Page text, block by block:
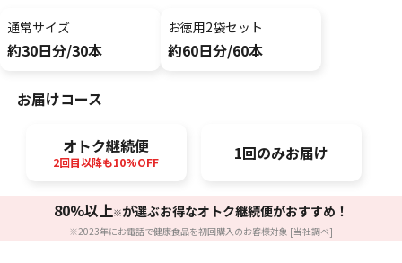
通常サイズ
約30日分/30本
お徳用2袋セット
約60日分/60本
お届けコース
オトク継続便
2回目以降も10%OFF 1回のみお届け
80%以上※が選ぶお得なオトク継続便がおすすめ！
※2023年にお電話で健康食品を初回購入のお客様対象 [当社調べ]